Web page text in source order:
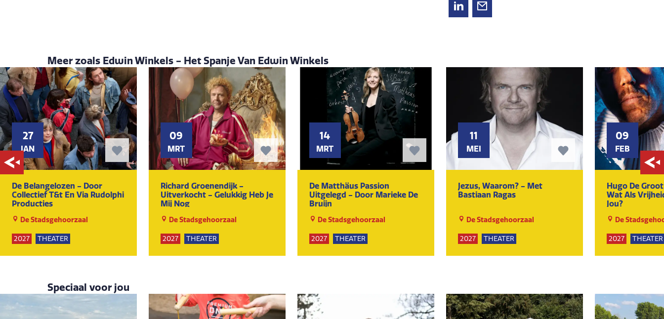
Meer zoals Edwin Winkels - Het Spanje Van Edwin Winkels
27
JAN
De Belangelozen - Door
Collectief T&t En Via Rudolphi
Producties
De Stadsgehoorzaal
2027
THEATER
KUNST EN CULTUUR
09
MRT
Richard Groenendijk -
Uitverkocht - Gelukkig Heb Je
Mij Nog
De Stadsgehoorzaal
2027
THEATER
KUNST EN CULTUUR
14
MRT
De Matthäus Passion
Uitgelegd - Door Marieke De
Bruijn
De Stadsgehoorzaal
2027
THEATER
KUNST EN CULTUUR
11
MEI
Jezus, Waarom? - Met
Bastiaan Ragas
De Stadsgehoorzaal
2027
THEATER
KUNST EN CULTUUR
09
FEB
Hugo De
Wat Als
Jou?
De
2027
THEATER
KUNST EN
Speciaal voor jou